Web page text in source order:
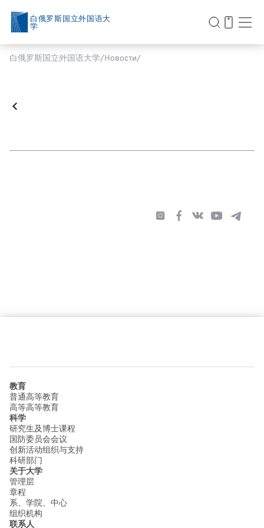
白俄罗斯国立外国语大
学
白俄罗斯国立外国语大学 Новости
教育
普通高等教育
高等高等教育
科学
研究生及博士课程
国防委员会会议
创新活动组织与支持
科研部门
关于大学
管理层
章程
系、学院、中心
组织机构
联系人